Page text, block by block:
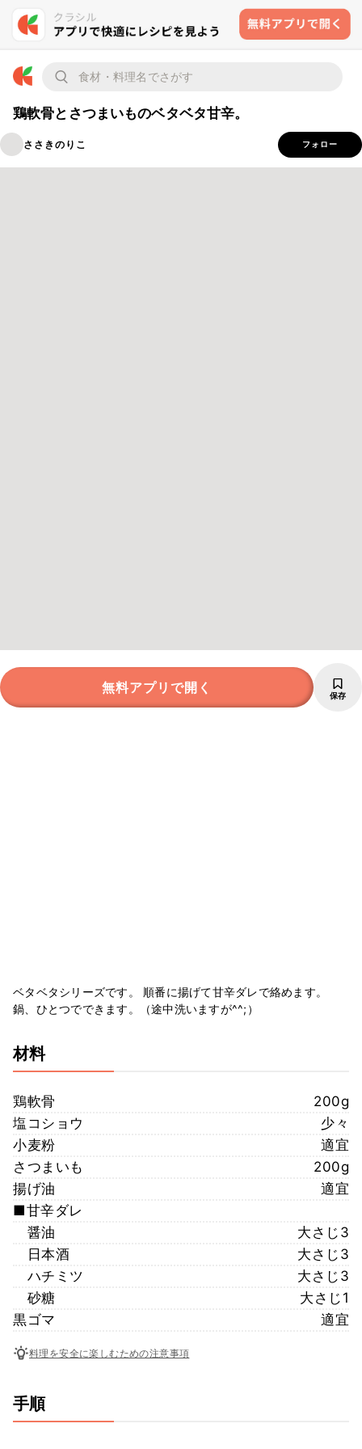
鶏軟骨とさつまいものベタベタ甘辛。
ささきのりこ フォロー
無料アプリで開く 保存
ベタベタシリーズです。 順番に揚げて甘辛ダレで絡めます。
鍋、ひとつでできます。（途中洗いますが^^;）
材料
鶏軟骨
200g
塩コショウ
少々
小麦粉
適宜
さつまいも
200g
揚げ油
適宜
■甘辛ダレ
醤油
大さじ3
日本酒
大さじ3
ハチミツ
大さじ3
砂糖
大さじ1
黒ゴマ
適宜
料理を安全に楽しむための注意事項
手順